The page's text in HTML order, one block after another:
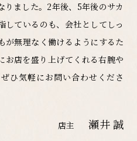
ました。 2年後、5年後のサカ
ているのも、 会社としてしっ
が無理なく働けるようにするた
お店を盛り上げてくれる右腕や
ぜひ気軽にお問い合わせくださ
店主 瀬井 誠